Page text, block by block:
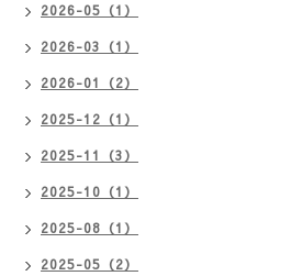
2026-05（1）
2026-03（1）
2026-01（2）
2025-12（1）
2025-11（3）
2025-10（1）
2025-08（1）
2025-05（2）